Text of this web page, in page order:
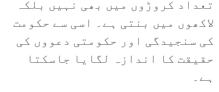
تعداد کروڑوں میں بھی نہیں بلکہ
لاکھوں میں بنتی ہے۔ اسی سے حکومت
کی سنجیدگی اور حکومتی دعووں کی
حقیقت کا اندازہ لگایا جاسکتا
ہے۔